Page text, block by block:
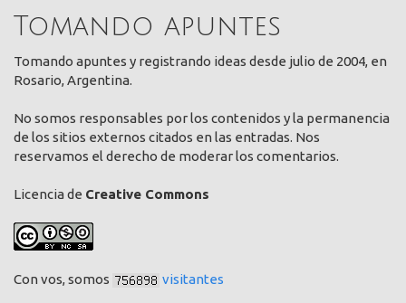
Tomando apuntes
Tomando apuntes y registrando ideas desde julio de 2004, en
Rosario, Argentina.
No somos responsables por los contenidos y la permanencia
de los sitios externos citados en las entradas. Nos
reservamos el derecho de moderar los comentarios.
Licencia de Creative Commons
Con vos, somos visitantes